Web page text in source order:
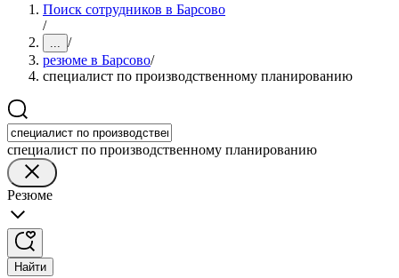
Поиск сотрудников в Барсово
/
... /
резюме в Барсово/
специалист по производственному планированию
специалист по производственному планированию
Резюме
Найти